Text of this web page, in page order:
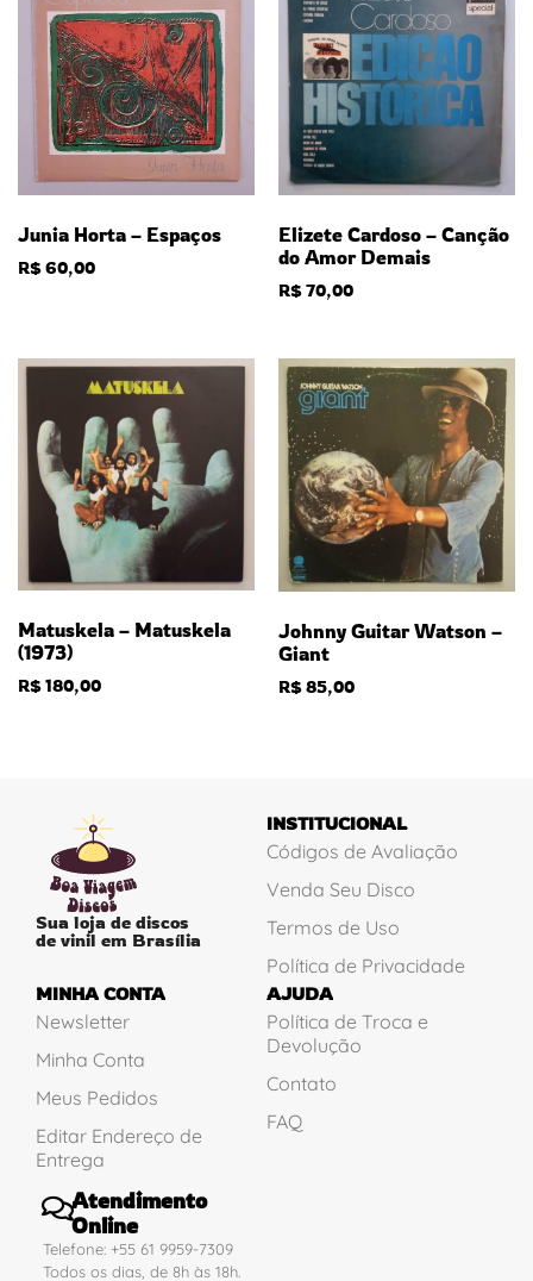
Junia Horta – Espaços
R$60,00
Elizete Cardoso – Canção
do Amor Demais
R$70,00
Matuskela – Matuskela
(1973)
R$180,00
Johnny Guitar Watson –
Giant
R$85,00
Sua loja de discos
de vinil em Brasília
INSTITUCIONAL
Códigos de Avaliação
Venda Seu Disco
Termos de Uso
Política de Privacidade
MINHA CONTA
Newsletter
Minha Conta
Meus Pedidos
Editar Endereço de
Entrega
AJUDA
Política de Troca e
Devolução
Contato
FAQ
Atendimento
Online
Telefone: +55 61 9959-7309
Todos os dias, de 8h às 18h.